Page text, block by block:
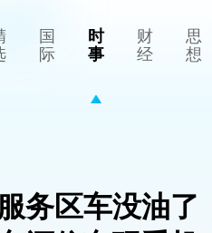
国
际
时
事
财
经
思
想
务区车没油了